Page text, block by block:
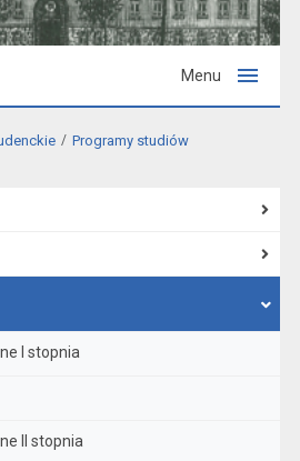
Menu
Programy studiów
I stopnia
II stopnia